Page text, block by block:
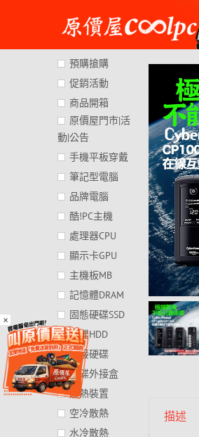
×
content
描述
預購搶購
促銷活動
商品開箱
原價屋門市|活
動|公告
手機平板穿戴
筆記型電腦
品牌電腦
酷!PC主機
處理器CPU
顯示卡GPU
主機板MB
記憶體DRAM
固態硬碟SSD
硬碟HDD
外接硬碟
硬碟外接盒
散熱裝置
空冷散熱
水冷散熱